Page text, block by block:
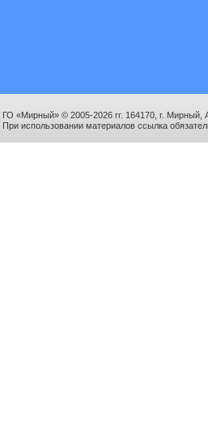
ГО «Мирный» © 2005-2026 гг. 164170, г. Мирный,
При использовании материалов ссылка